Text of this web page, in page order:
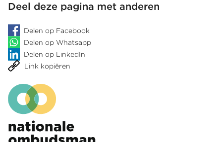
Deel deze pagina met anderen
Delen op Facebook
Delen op Whatsapp
Delen op LinkedIn
Link kopiëren